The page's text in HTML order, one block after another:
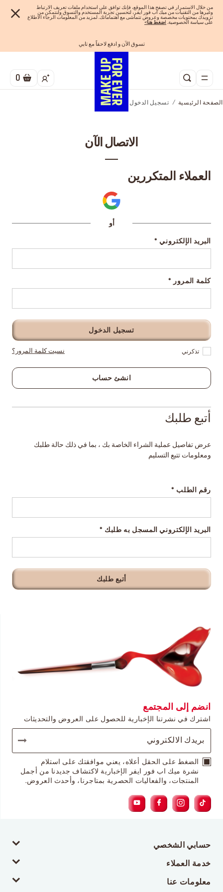
من خلال الاستمرار في تصفح هذا الموقع، فإنك توافق على استخدام ملفات تعريف الارتباط
وغيرها من التقنيات من ميك اب فور ايفر، لتحسين تجربة المستخدم والتسوق ولنتمكن من
تزويدك بمحتويات مخصصة وعروض تتماشى مع اهتماماتك. لمزيد من المعلومات الرجاء الاطلاع
على سياسة الخصوصية. ضغط هنا>
شحن مجاني لجميع الطلبات
تسوق الآن و ادفع لاحقاً مع تابي
اهدي مجموعاتك المفضلة! تسوق الآن
الفرصة الأخيرة: خصم 25% على خطوط مختارة
0
الصفحة الرئيسية تسجيل الدخول
الاتصال الآن
العملاء المتكررين
أو
البريد الإلكتروني
كلمة المرور
تسجيل الدخول
تذكرني نسيت كلمة المرور؟
انشئ حساب
أتبع طلبك
عرض تفاصيل عملية الشراء الخاصة بك ، بما في ذلك حالة طلبك
ومعلومات تتبع التسليم
رقم الطلب
البريد الإلكتروني المسجل به طلبك
أتبع طلبك
انضم إلى المجتمع
اشترك في نشرتنا الإخبارية للحصول على العروض والتحديثات
الضغط على الحقل أعلاه، يعني موافقتك على استلام
نشرة ميك اب فور ايفر الإخبارية لاكتشاف جديدنا من أجمل
المنتجات، والفعاليات الحصرية بمتاجرنا، وأحدث العروض.
حسابي الشخصي
خدمة العملاء
معلومات عنا